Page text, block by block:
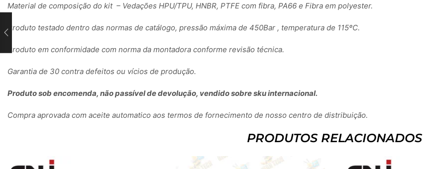
Material de composição do kit – Vedações HPU/TPU, HNBR, PTFE com fibra, PA66 e Fibra em polyester.
Produto testado dentro das normas de catálogo, pressão máxima de 450Bar , temperatura de 115ºC.
Produto em conformidade com norma da montadora conforme revisão técnica.
Garantia de 30 contra defeitos ou vícios de produção.
Produto sob encomenda, não passível de devolução, vendido sobre sku internacional.
Compra aprovada com aceite automatico aos termos de fornecimento de nosso centro de distribuição.
PRODUTOS RELACIONADOS